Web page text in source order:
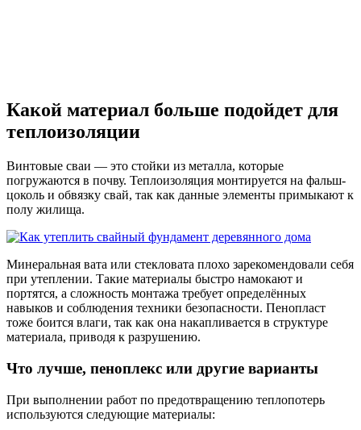
Какой материал больше подойдет для
теплоизоляции
Винтовые сваи — это стойки из металла, которые
погружаются в почву. Теплоизоляция монтируется на фальш-
цоколь и обвязку свай, так как данные элементы примыкают к
полу жилища.
Минеральная вата или стекловата плохо зарекомендовали себя
при утеплении. Такие материалы быстро намокают и
портятся, а сложность монтажа требует определённых
навыков и соблюдения техники безопасности. Пенопласт
тоже боится влаги, так как она накапливается в структуре
материала, приводя к разрушению.
Что лучше, пеноплекс или другие варианты
При выполнении работ по предотвращению теплопотерь
используются следующие материалы: